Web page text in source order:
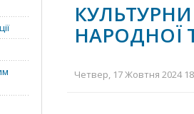
НАРОДНОЇ
Четвер, 17 Жовтня 2024